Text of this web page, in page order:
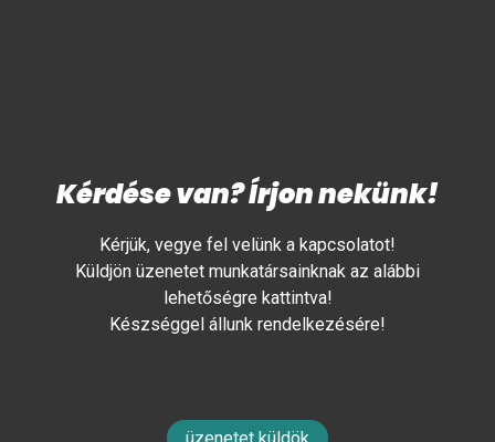
Kérdése van? Írjon nekünk!
Kérjük, vegye fel velünk a kapcsolatot!
Küldjön üzenetet munkatársainknak az alábbi
lehetőségre kattintva!
Készséggel állunk rendelkezésére!